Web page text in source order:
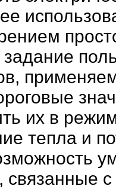
задание
их в
тепла и
связанные